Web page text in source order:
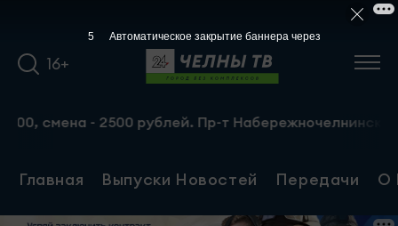
16+
2500 рублей. Пр-т Набережночелнинский, 13а. Тел.:
Главная Выпуски Новостей Передачи О
4 Автоматическое закрытие баннера через